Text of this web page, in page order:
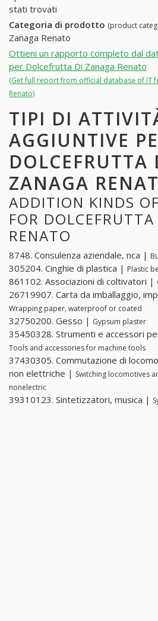
stati trovati
Categoria di prodotto (product
Zanaga Renato
Ottieni un rapporto completo dal
per Dolcefrutta Di Zanaga Renato
(Get full report from official database of IT
Renato)
TIPI DI
AGGIUNTIVE
DOLCEFRUTTA
ZANAGA
ADDITION KINDS
FOR
RENATO
8748. Consulenza aziendale, nca |
305204. Cinghie di plastica | Plastic
861102. Associazioni di coltivatori |
26719907. Carta da imballaggio,
Wrapping paper, waterproof or coated
32750200. Gesso | Gypsum plaster
35450328. Strumenti e accessori
Tools and accessories for machine tools
37430305. Commutazione di
non elettriche | Switching locomotives
nonelectric
39310123. Sintetizzatori, musica |